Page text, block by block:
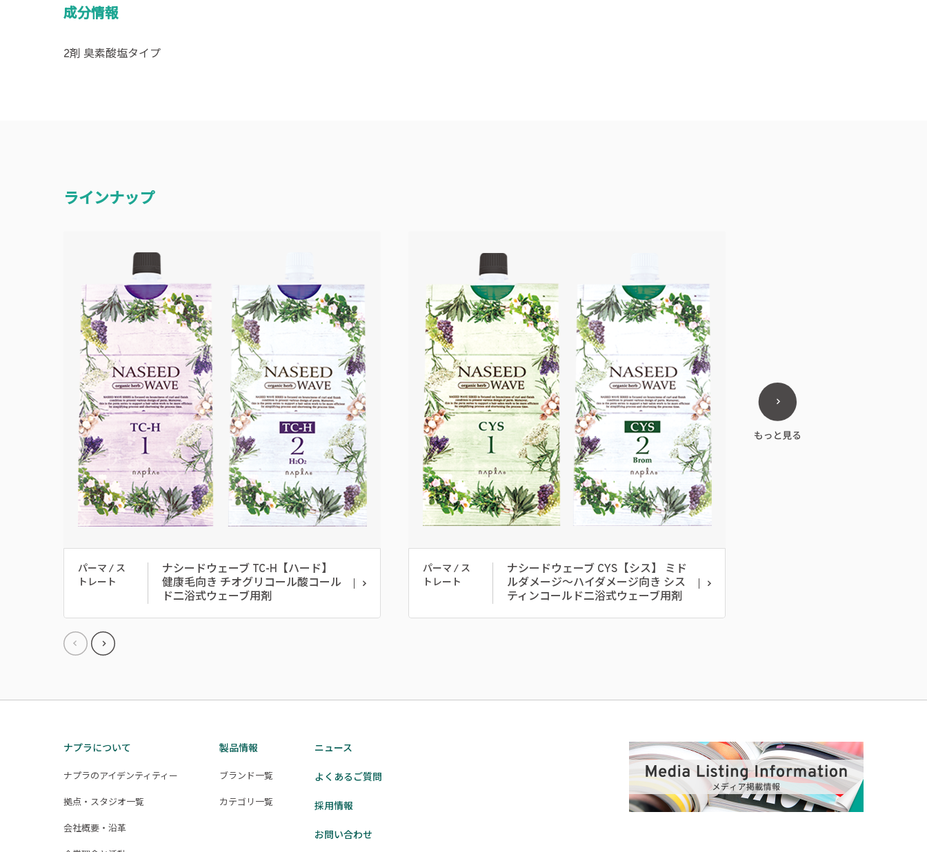
成分情報
2剤 臭素酸塩タイプ
ラインナップ
パーマ / ス
トレート
ナシードウェーブ TC-H【ハード】
健康毛向き チオグリコール酸コール
ド二浴式ウェーブ用剤
パーマ / ス
トレート
ナシードウェーブ CYS【シス】 ミド
ルダメージ～ハイダメージ向き シス
ティンコールド二浴式ウェーブ用剤
ナプラについて
ナプラのアイデンティティー
拠点・スタジオ一覧
会社概要・沿革
製品情報
ブランド一覧
カテゴリ一覧
ニュース
よくあるご質問
採用情報
お問い合わせ